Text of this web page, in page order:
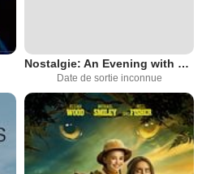
Nostalgie: An Evening with Dan Smith & Filmmakers
Date de sortie inconnue